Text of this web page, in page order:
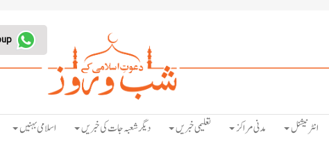
انٹرنیشنل مدنی مراکز تعلیمی خبریں دیگر شعبہ جات کی خبریں اسلامی بہنیں